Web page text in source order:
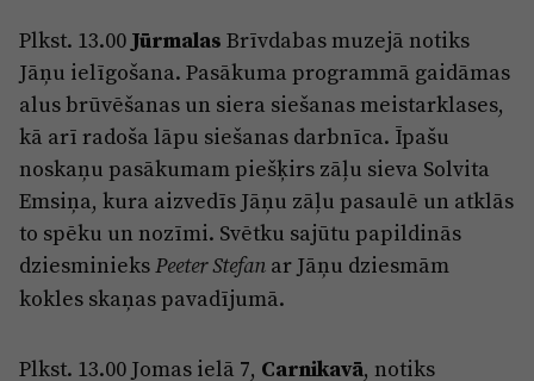
Plkst. 13.00 Jūrmalas Brīvdabas muzejā notiks
Jāņu ielīgošana. Pasākuma programmā gaidāmas
alus brūvēšanas un siera siešanas meistarklases,
kā arī radoša lāpu siešanas darbnīca. Īpašu
noskaņu pasākumam piešķirs zāļu sieva Solvita
Emsiņa, kura aizvedīs Jāņu zāļu pasaulē un atklās
to spēku un nozīmi. Svētku sajūtu papildinās
dziesminieksPeeter Stefan ar Jāņu dziesmām
kokles skaņas pavadījumā.
Plkst. 13.00 Jomas ielā 7, Carnikavā, notiks